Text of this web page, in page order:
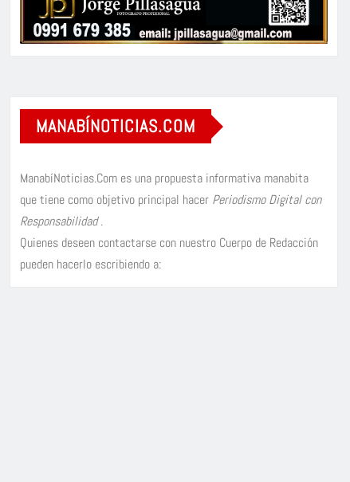
MANABÍNOTICIAS.COM
ManabíNoticias.Com es una propuesta informativa manabita
que tiene como objetivo principal hacer Periodismo Digital con
Responsabilidad.
Quienes deseen contactarse con nuestro Cuerpo de Redacción
pueden hacerlo escribiendo a: